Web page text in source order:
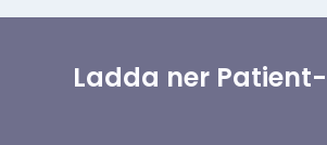
Ladda ner